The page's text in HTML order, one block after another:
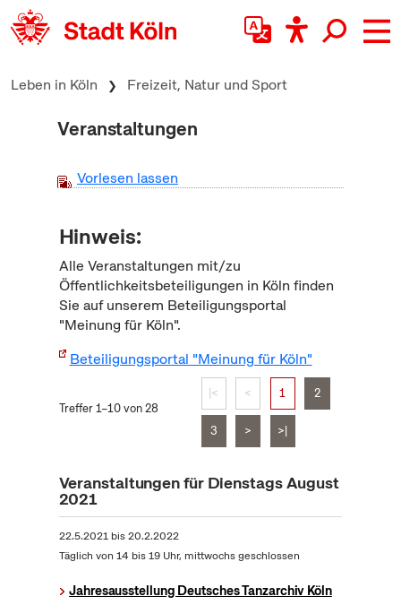
zum Inhalt springen
Leben in Köln Freizeit, Natur und Sport
Veranstaltungen
Vorlesen lassen
Hinweis:
Alle Veranstaltungen mit/zu
Öffentlichkeitsbeteiligungen in Köln finden
Sie auf unserem Beteiligungsportal
"Meinung für Köln".
Beteiligungsportal "Meinung für Köln"
Treffer 1–10 von 28
|< < 1 2
3 > >|
Veranstaltungen für Dienstags August
2021
22.5.2021bis20.2.2022
Täglich von 14 bis 19 Uhr, mittwochs geschlossen
Jahresausstellung Deutsches Tanzarchiv Köln